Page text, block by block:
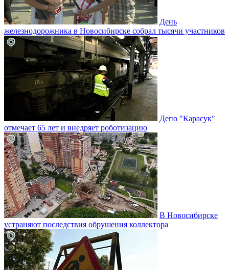
День
железнодорожника в Новосибирске собрал тысячи участников
Депо "Карасук"
отмечает 65 лет и внедряет роботизацию
В Новосибирске
устраняют последствия обрушения коллектора